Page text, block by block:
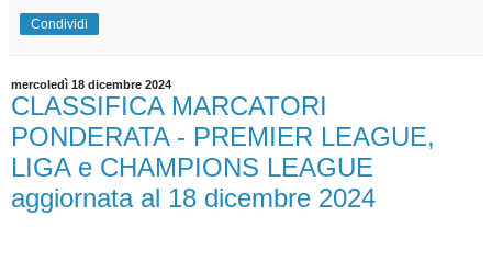
Condividi
mercoledì 18 dicembre 2024
CLASSIFICA MARCATORI
PONDERATA - PREMIER LEAGUE,
LIGA e CHAMPIONS LEAGUE
aggiornata al 18 dicembre 2024